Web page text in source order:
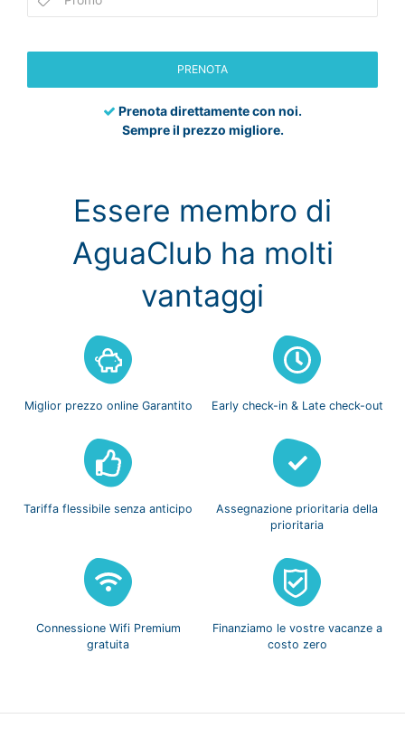
PRENOTA
Prenota direttamente con noi.
Sempre il prezzo migliore.
Essere membro di
AguaClub ha molti
vantaggi
Miglior prezzo online Garantito Early check-in & Late check-out
Tariffa flessibile senza anticipo Assegnazione prioritaria della
prioritaria
Connessione Wifi Premium
gratuita
Finanziamo le vostre vacanze a
costo zero